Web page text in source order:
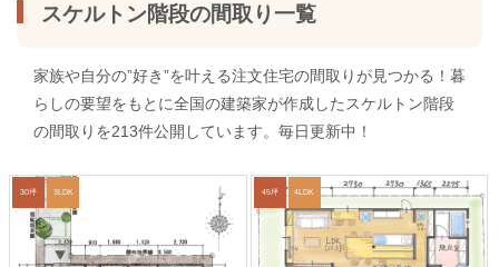
スケルトン階段の間取り一覧
家族や自分の”好き”を叶える注文住宅の間取りが見つかる！暮
らしの要望をもとに全国の建築家が作成したスケルトン階段
の間取りを213件公開しています。毎日更新中！
30坪 3LDK 45坪 4LDK